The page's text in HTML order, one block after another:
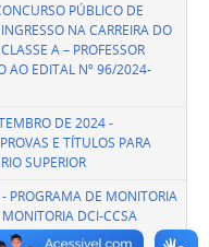
PÚBLICO DE
NA CARREIRA DO
A – PROFESSOR
AO EDITAL Nº 96/2024-
DE 2024 -
E TÍTULOS PARA
SUPERIOR
PROGRAMA DE MONITORIA
DCI-CCSA